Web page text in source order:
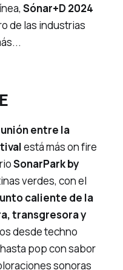
Sónar+D 2024
de las industrias
entre la
está máson fire
SonarPark by
verdes, con el
caliente de la
transgresora y
desde techno
pop con sabor
sonoras